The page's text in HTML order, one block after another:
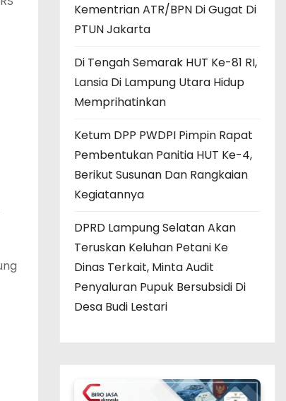
Kementrian ATR/BPN Di Gugat Di
PTUN Jakarta
Di Tengah Semarak HUT Ke-81 RI,
Lansia Di Lampung Utara Hidup
Memprihatinkan
Ketum DPP PWDPI Pimpin Rapat
Pembentukan Panitia HUT Ke-4,
Berikut Susunan Dan Rangkaian
Kegiatannya
DPRD Lampung Selatan Akan
Teruskan Keluhan Petani Ke
Dinas Terkait, Minta Audit
Penyaluran Pupuk Bersubsidi Di
Desa Budi Lestari